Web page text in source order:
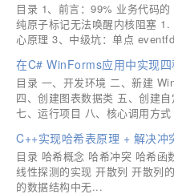
目录 1、前言：99% 业务代码
纯原子标记无法唤醒内核阻塞
心原理 3、中级坑：单点
在C# WinForms应用中实现
目录 一、开发环境 二、新建
四、创建图表数据类 五、创建
七、运行项目 八、核心调用方
C++实现哈希表原理 + 解决冲
目录 哈希概念 哈希冲突 哈希函
线性探测的实现 开散列 开散列
的数据结构中无...